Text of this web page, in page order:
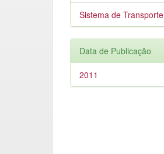
Sistema de Transporte
Data de Publicação
2011